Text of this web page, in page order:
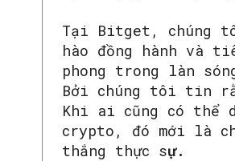
Tại Bitget, chúng
hào đồng hành và
phong trong làn
Bởi chúng tôi tin
Khi ai cũng có thể
crypto, đó mới là
thắng thực sự.